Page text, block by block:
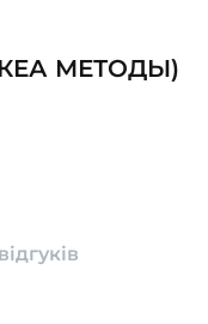
МЕТОДЫ)